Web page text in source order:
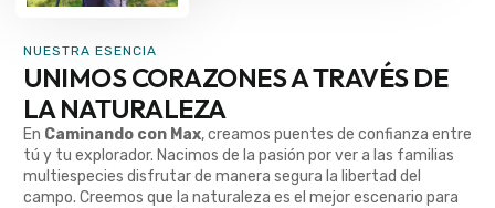
NUESTRA ESENCIA
UNIMOS CORAZONES A TRAVÉS DE
LA NATURALEZA
En Caminando con Max, creamos puentes de confianza entre
tú y tu explorador. Nacimos de la pasión por ver a las familias
multiespecies disfrutar de manera segura la libertad del
campo. Creemos que la naturaleza es el mejor escenario para